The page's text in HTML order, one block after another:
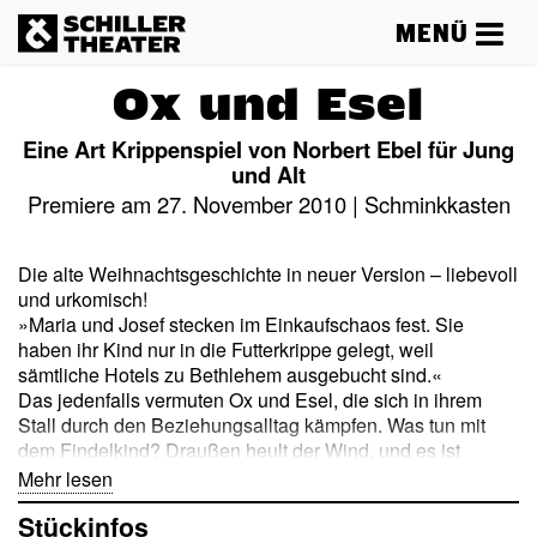
MENÜ
Ox und Esel
Eine Art Krippenspiel von Norbert Ebel für Jung
und Alt
Premiere am 27. November 2010 | Schminkkasten
Die alte Weihnachtsgeschichte in neuer Version – liebevoll
und urkomisch!
»Maria und Josef stecken im Einkaufschaos fest. Sie
haben ihr Kind nur in die Futterkrippe gelegt, weil
sämtliche Hotels zu Bethlehem ausgebucht sind.«
Das jedenfalls vermuten Ox und Esel, die sich in ihrem
Stall durch den Beziehungsalltag kämpfen. Was tun mit
dem Findelkind? Draußen heult der Wind, und es ist
lausekalt! Das Baby quäkt, macht das Heu nass und hat
ständig Hunger! »Und wenn es nun doch das Jesuskind
ist?« Nach lautstarken Disputen einigen sich die zwei
Mehr lesen
Stückinfos